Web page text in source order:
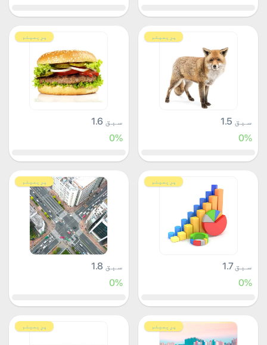
پرِیمیئم
سبق 1.5
0%
پرِیمیئم
سبق 1.6
0%
پرِیمیئم
سبق 1.7
0%
پرِیمیئم
سبق 1.8
0%
پرِیمیئم پرِیمیئم